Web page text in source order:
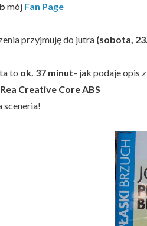
mój Fan Page
przyjmuję do jutra (sobota,
to ok. 37 minut- jak podaje opis
Creative Core ABS
sceneria!